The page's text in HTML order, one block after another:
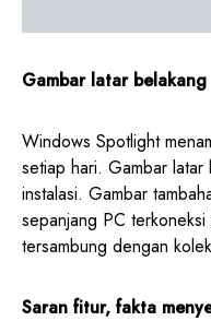
Gambar latar belakang
Windows Spotlight
setiap hari. Gambar latar
instalasi. Gambar
sepanjang PC
tersambung dengan
Saran fitur, fakta